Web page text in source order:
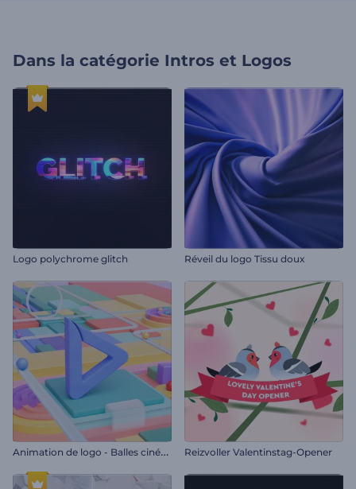
Dans la catégorie Intros et Logos
Logo polychrome glitch Réveil du logo Tissu doux
A
nimation de logo - Balles cinétiques Reizvoller Valentinstag-Opener